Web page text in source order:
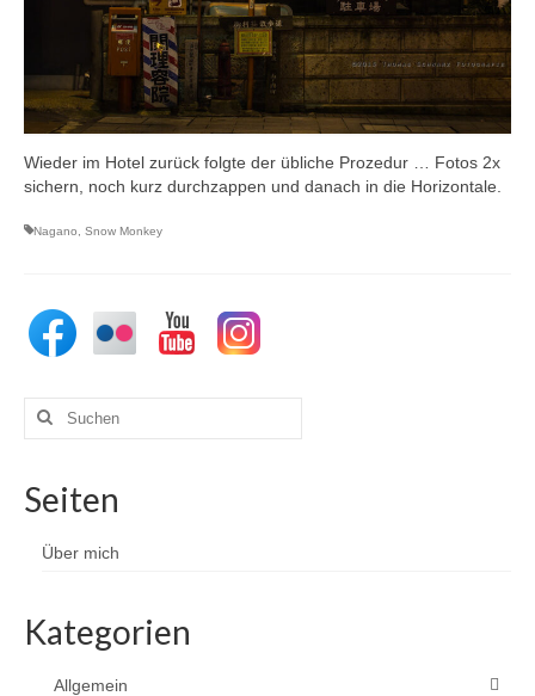
Wieder im Hotel zurück folgte der übliche Prozedur … Fotos 2x
sichern, noch kurz durchzappen und danach in die Horizontale.
Nagano Snow Monkey
Suchen
Seiten
Über mich
Kategorien
Allgemein